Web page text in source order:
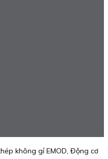
không gỉ EMOD, Động cơ